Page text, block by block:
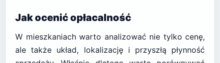
Jak ocenić opłacalność
W mieszkaniach warto analizować nie tylko cenę,
ale także układ, lokalizację i przyszłą płynność